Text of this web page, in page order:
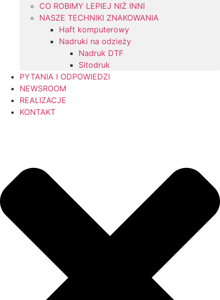
CO ROBIMY LEPIEJ NIŻ INNI
NASZE TECHNIKI ZNAKOWANIA
Haft komputerowy
Nadruki na odzieży
Nadruk DTF
Sitodruk
PYTANIA I ODPOWIEDZI
NEWSROOM
REALIZACJE
KONTAKT